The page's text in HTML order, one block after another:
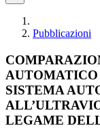
Pubblicazioni
AUTOMATICO
SISTEMA
LEGAME